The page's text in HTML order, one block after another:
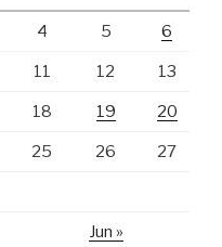
4 5 6
11 12 13
18 19 20
25 26 27
Jun »